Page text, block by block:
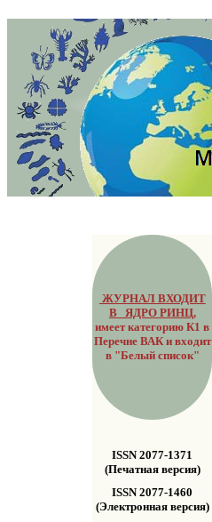
ЖУРНАЛ ВХОДИТ
В ЯДРО РИНЦ,
имеет категорию К1 в
Перечне ВАК и входит
в "Белый список"
ISSN 2077-1371
(Печатная версия)
ISSN 2077-1460
(Электронная версия)